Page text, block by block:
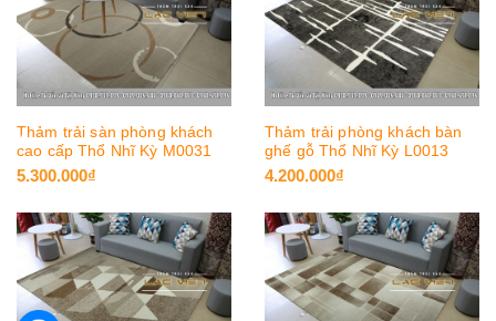
Thảm trải sàn phòng khách
cao cấp Thổ Nhĩ Kỳ M0031
5.300.000₫
Thảm trải phòng khách bàn
ghế gỗ Thổ Nhĩ Kỳ L0013
4.200.000₫